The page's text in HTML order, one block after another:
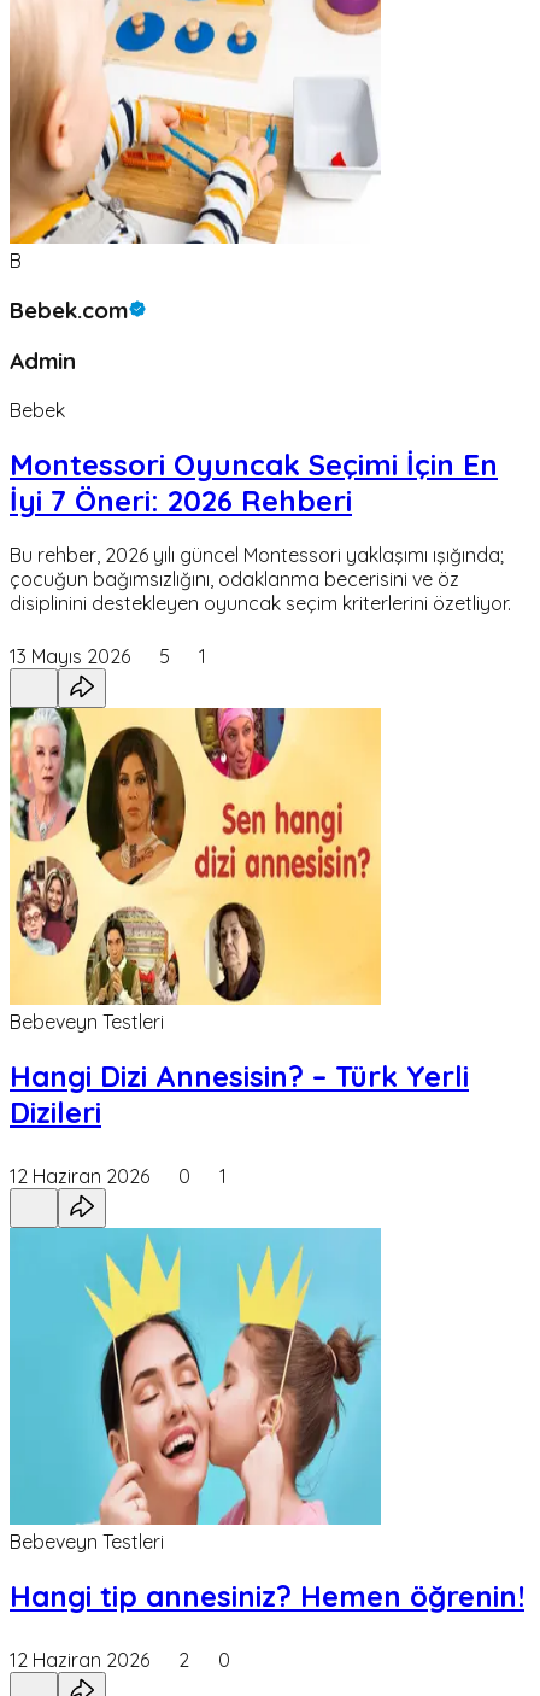
B
Bebek.com
Admin
Bebek
Montessori Oyuncak Seçimi İçin En
İyi 7 Öneri: 2026 Rehberi
Bu rehber, 2026 yılı güncel Montessori yaklaşımı ışığında;
çocuğun bağımsızlığını, odaklanma becerisini ve öz
disiplinini destekleyen oyuncak seçim kriterlerini özetliyor.
13 Mayıs 2026 5 1
Bebeveyn Testleri
Hangi Dizi Annesisin? – Türk Yerli
Dizileri
12 Haziran 2026 0 1
Bebeveyn Testleri
Hangi tip annesiniz? Hemen öğrenin!
12 Haziran 2026 2 0